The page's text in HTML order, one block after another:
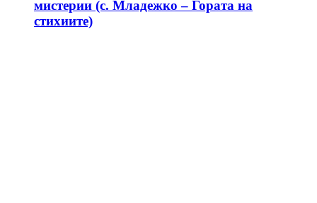
мистерии (с. Младежко – Гората на
стихиите)